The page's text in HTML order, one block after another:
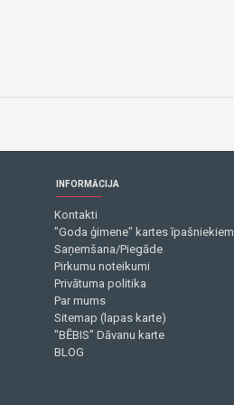
INFORMĀCIJA
Kontakti
"Goda ģimene" kartes īpašniekiem
Saņemšana/Piegāde
Pirkumu noteikumi
Privātuma politika
Par mums
Sitemap (lapas karte)
"BĒBIS" Dāvanu karte
BLOG